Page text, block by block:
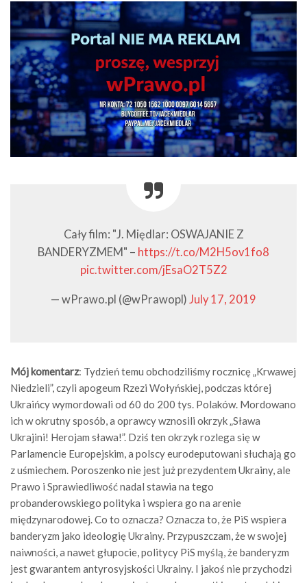
Cały film: "J. Międlar: OSWAJANIE Z
BANDERYZMEM" – https://t.co/M2H5ov1fo8
pic.twitter.com/jEsaO2T5Z2
— wPrawo.pl (@wPrawopl) July 17, 2019
Mój komentarz: Tydzień temu obchodziliśmy rocznicę „Krwawej
Niedzieli”, czyli apogeum Rzezi Wołyńskiej, podczas której
Ukraińcy wymordowali od 60 do 200 tys. Polaków. Mordowano
ich w okrutny sposób, a oprawcy wznosili okrzyk „Sława
Ukrajini! Herojam sława!”. Dziś ten okrzyk rozlega się w
Parlamencie Europejskim, a polscy eurodeputowani słuchają go
z uśmiechem. Poroszenko nie jest już prezydentem Ukrainy, ale
Prawo i Sprawiedliwość nadal stawia na tego
probanderowskiego polityka i wspiera go na arenie
międzynarodowej. Co to oznacza? Oznacza to, że PiS wspiera
banderyzm jako ideologię Ukrainy. Przypuszczam, że w swojej
naiwności, a nawet głupocie, politycy PiS myślą, że banderyzm
jest gwarantem antyrosyjskości Ukrainy. I jakoś nie przychodzi